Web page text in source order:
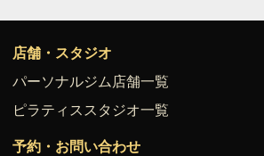
店舗・スタジオ
パーソナルジム店舗一覧
ピラティススタジオ一覧
予約・お問い合わせ